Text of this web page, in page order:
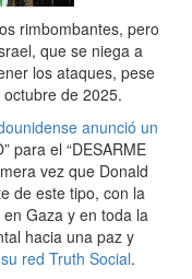
rimbombantes, pero
que se niega a
los ataques, pese
de 2025.
anunció un
para el “DESARME
vez que Donald
de este tipo, con la
Gaza y en toda la
hacia una paz y
red Truth Social.